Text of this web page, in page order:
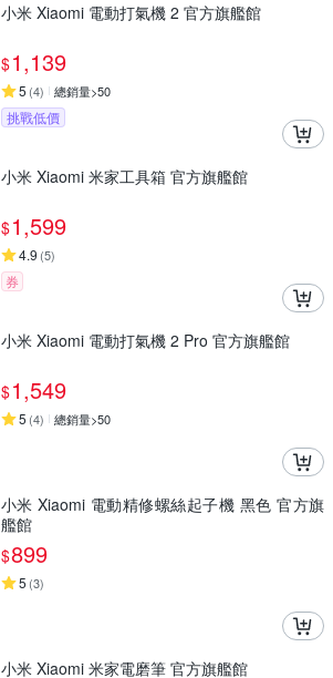
小米 Xiaomi 電動打氣機 2 官方旗艦館
$1,139
5 (4) 總銷量>50
挑戰低價
小米 Xiaomi 米家工具箱 官方旗艦館
$1,599
4.9 (5)
券
小米 Xiaomi 電動打氣機 2 Pro 官方旗艦館
$1,549
5 (4) 總銷量>50
小米 Xiaomi 電動精修螺絲起子機 黑色 官方旗
艦館
$899
5 (3)
小米 Xiaomi 米家電磨筆 官方旗艦館